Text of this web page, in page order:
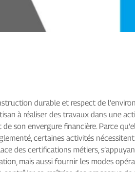
durable et respect de
à réaliser des travaux dans une
son envergure financière. Parce
certaines activités
des certifications métiers,
mais aussi fournir les modes